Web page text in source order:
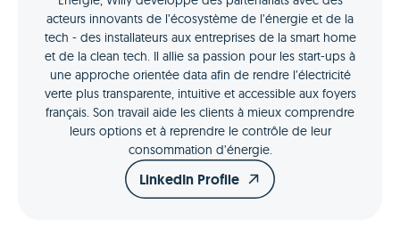
acteurs innovants de l’écosystème de l’énergie et de la
tech - des installateurs aux entreprises de la smart home
et de la clean tech. Il allie sa passion pour les start-ups à
une approche orientée data afin de rendre l’électricité
verte plus transparente, intuitive et accessible aux foyers
français. Son travail aide les clients à mieux comprendre
leurs options et à reprendre le contrôle de leur
consommation d’énergie.
LinkedIn Profile